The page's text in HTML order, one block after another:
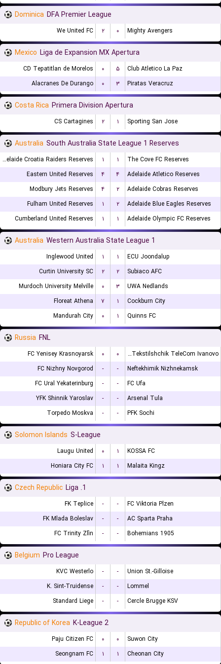
Dominica DFA Premier League
We United FC ۲ ۰ Mighty Avengers
Mexico Liga de Expansion MX Apertura
CD Tepatitlan de Morelos ۰ ۵
Club Atletico La Paz
Alacranes De Durango
۰ ۳ Piratas Veracruz
Costa Rica Primera Division Apertura
CS Cartagines ۲ ۱ Sporting San Jose
Australia South Australia State League 1 Reserves
Adelaide Croatia Raiders Reserves ۱ ۱
The Cove FC Reserves
Eastern United Reserves
۴ ۴
Adelaide Atletico Reserves
Modbury Jets Reserves
۴ ۲
Adelaide Cobras Reserves
Fulham United Reserves
۱ ۲
Adelaide Blue Eagles Reserves
Cumberland United Reserves
۱ ۱ Adelaide Olympic FC Reserves
Australia Western Australia State League 1
Inglewood United ۱ ۱
ECU Joondalup
Curtin University SC
۲ ۲
Subiaco AFC
Murdoch University Melville
۰ ۳
UWA Nedlands
Floreat Athena
۷ ۱
Cockburn City
Mandurah City
۰ ۱ Quinns FC
Russia FNL
FC Yenisey Krasnoyarsk ۰ ۰
FK Tekstilshchik TeleCom Ivanovo
FC Nizhny Novgorod
- -
Neftekhimik Nizhnekamsk
FC Ural Yekaterinburg
- -
FC Ufa
YFK Shinnik Yaroslav
- -
Arsenal Tula
Torpedo Moskva
- - PFK Sochi
Solomon Islands S-League
Laugu United ۰ ۱
KOSSA FC
Honiara City FC
۱ ۱ Malaita Kingz
Czech Republic 1. Liga
FK Teplice - -
FC Viktoria Plzen
FK Mlada Boleslav
- -
AC Sparta Praha
FC Trinity Zlín
- - Bohemians 1905
Belgium Pro League
KVC Westerlo - -
Union St.-Gilloise
K. Sint-Truidense
- -
Lommel
Standard Liege
- - Cercle Brugge KSV
Republic of Korea K-League 2
Paju Citizen FC ۰ ۰
Suwon City
Seongnam FC
۱ ۱ Cheonan City